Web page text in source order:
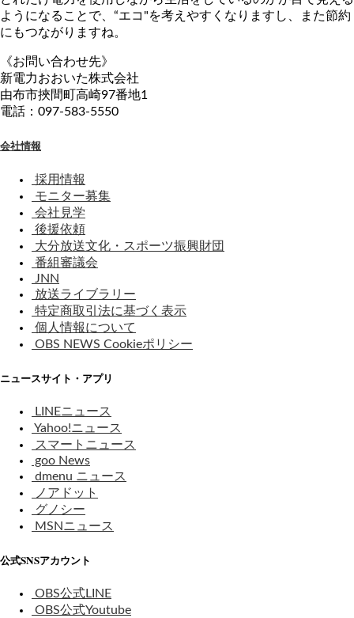
ようになることで、“エコ"を考えやすくなりますし、また節約
にもつながりますね。
《お問い合わせ先》
新電力おおいた株式会社
由布市挾間町高崎97番地1
電話：097-583-5550
会社情報
採用情報
モニター募集
会社見学
後援依頼
大分放送文化・スポーツ振興財団
番組審議会
JNN
放送ライブラリー
特定商取引法に基づく表示
個人情報について
OBS NEWS Cookieポリシー
ニュースサイト・アプリ
LINEニュース
Yahoo!ニュース
スマートニュース
goo News
dmenu ニュース
ノアドット
グノシー
MSNニュース
公式SNSアカウント
OBS公式LINE
OBS公式Youtube